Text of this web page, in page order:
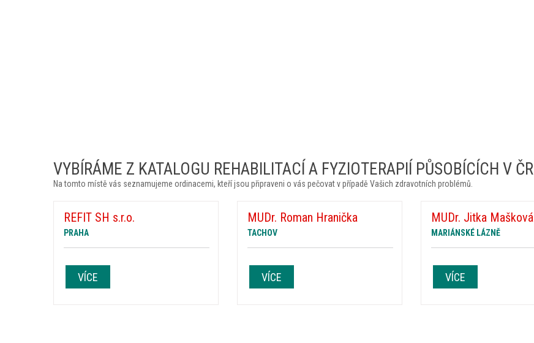
VYBÍRÁME Z KATALOGU REHABILITACÍ A FYZIOTERAPIÍ PŮSOBÍCÍCH V ČR
Na tomto místě vás seznamujeme ordinacemi, kteří jsou připraveni o vás pečovat v případě Vašich zdravotních problémů.
REFIT SH s.r.o.
PRAHA
VÍCE
MUDr. Roman Hranička
TACHOV
VÍCE
MUDr. Jitka Mašková
MARIÁNSKÉ LÁZNĚ
VÍCE